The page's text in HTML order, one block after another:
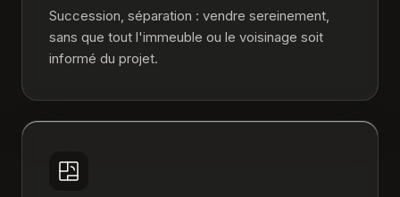
Succession, séparation : vendre sereinement,
sans que tout l'immeuble ou le voisinage soit
informé du projet.